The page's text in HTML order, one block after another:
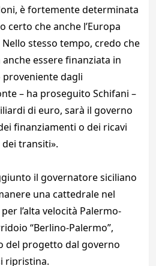
è fortemente determinata
certo che anche l’Europa
stesso tempo, credo che
essere finanziata in
dagli
– ha proseguito Schifani –
di euro, sarà il governo
finanziamenti o dei ricavi
transiti».
il governatore siciliano
una cattedrale nel
l’alta velocità Palermo-
“Berlino-Palermo”,
del progetto dal governo
ripristina.